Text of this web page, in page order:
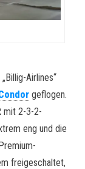
Airlines“
geflogen.
mit 2-3-2-
eng und die
freigeschaltet,